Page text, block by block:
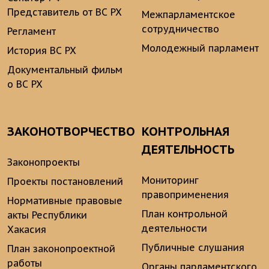
Представитель от ВС РХ
Регламент
История ВС РХ
Документальный фильм
о ВС РХ
Межпарламентское
сотрудничество
Молодежный парламент
ЗАКОНОТВОРЧЕСТВО
Законопроекты
Проекты постановлений
Нормативные правовые
акты Республики
Хакасия
План законопроектной
работы
КОНТРОЛЬНАЯ
ДЕЯТЕЛЬНОСТЬ
Мониторинг
правоприменения
План контрольной
деятельности
Публичные слушания
Органы парламентского